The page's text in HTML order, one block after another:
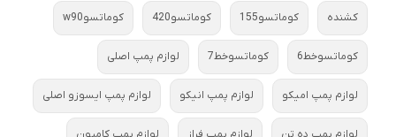
کشنده کوماتسو155 کوماتسو420 کوماتسوw90
کوماتسوخط6 کوماتسوخط7 لوازم پمپ اصلی
لوازم پمپ امیکو لوازم پمپ انیکو لوازم پمپ ایسوزو اصلی